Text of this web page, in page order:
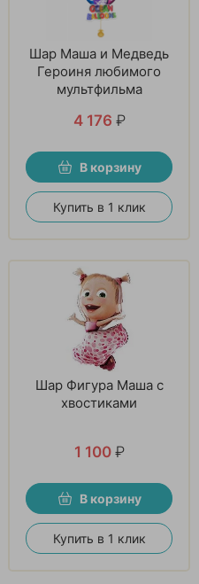
Шар Маша и Медведь
Героиня любимого
мультфильма
4 176 ₽
В корзину
Купить в 1 клик
Шар Фигура Маша с
хвостиками
1 100 ₽
В корзину
Купить в 1 клик